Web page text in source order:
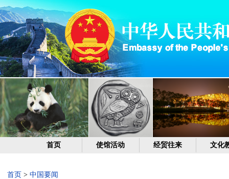
首页 使馆活动 经贸往来 文化
首页 > 中国要闻